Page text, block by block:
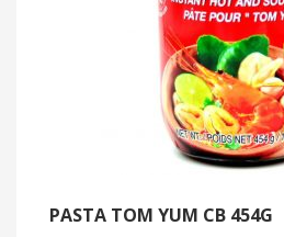
PASTA TOM YUM CB 454G